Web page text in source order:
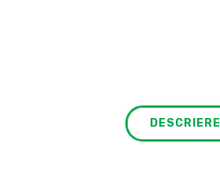
DESCRIERE